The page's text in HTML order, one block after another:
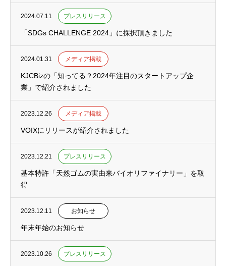
2024.07.11 プレスリリース
「SDGs CHALLENGE 2024」に採択頂きました
2024.01.31 メディア掲載
KJCBizの「知ってる？2024年注目のスタートアップ企
業」で紹介されました
2023.12.26 メディア掲載
VOIXにリリースが紹介されました
2023.12.21 プレスリリース
基本特許「天然ゴムの実由来バイオリファイナリー」を取
得
2023.12.11 お知らせ
年末年始のお知らせ
2023.10.26 プレスリリース